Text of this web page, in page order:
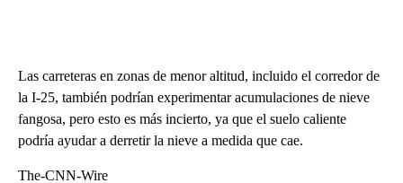
Las carreteras en zonas de menor altitud, incluido el corredor de
la I-25, también podrían experimentar acumulaciones de nieve
fangosa, pero esto es más incierto, ya que el suelo caliente
podría ayudar a derretir la nieve a medida que cae.
The-CNN-Wire